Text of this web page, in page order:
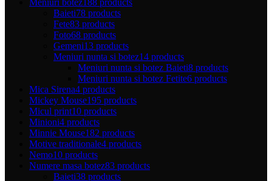
Meniuri botez188 products
Baieti78 products
Fete83 products
Foto68 products
Gemeni13 products
Meniuri nunta si botez14 products
Meniuri nunta si botez Baieti8 products
Meniuri nunta si botez Fetite6 products
Mica Sirena4 products
Mickey Mouse195 products
Micul print10 products
Minioni4 products
Minnie Mouse182 products
Motive traditionale4 products
Nemo10 products
Numere masa botez83 products
Baieti38 products